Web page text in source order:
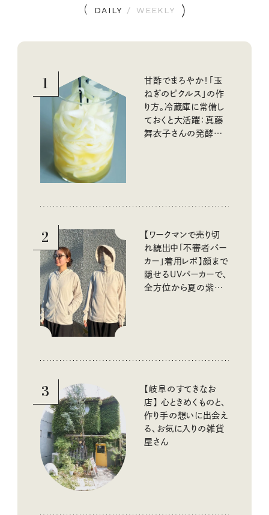
DAILY / WEEKLY
1
甘酢でまろやか！「玉
ねぎのピクルス」の作
り方。冷蔵庫に常備し
ておくと大活躍：真藤
舞衣子さんの発酵と
2
【ワークマンで売り切
れ続出中「不審者パー
カー」着用レポ】顔まで
隠せるUVパーカーで、
全方位から夏の紫外
3
【岐阜のすてきなお
店】 心ときめくものと、
作り手の想いに出会え
る、お気に入りの雑貨
屋さん